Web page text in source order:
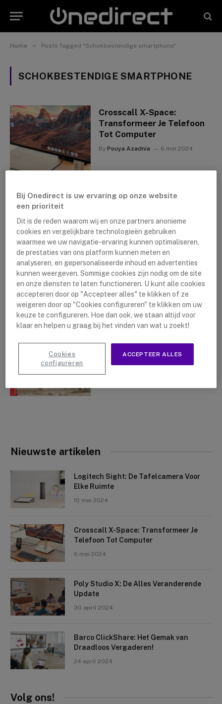
Home » Posts Tagged "Schokbestendige smartphone"
SCHOKBESTENDIGE SMARTPHONE
Crosscall X-Space:
Transformeer Je Telefoon
Tot Computer
By Pouya Azadnia 6 mei 2024
De Beste Robuuste
Smartphones van 2018
By Lushanna Dijkstra 16 april 2018
Nieuwste artikelen
Logitech Sight: De Tafelcamera Voor
Elke Ruimte
10 mei 2024
Crosscall X-Space: Transformeer Je
Telefoon Tot Computer
6 mei 2024
Poly Studio X: De Alles Veranderende
Update
30 april 2024
Barco ClickShare: Het Gemak van
Draadloos Vergaderen!
24 april 2024
Volg ons!
Bij Onedirect is uw ervaring op onze website
een prioriteit
Dit is de reden waarom wij en onze partners anonieme
cookies en vergelijkbare technologieën gebruiken
waarmee we uw navigatie-ervaring kunnen optimaliseren,
de prestaties van ons platform kunnen meten en
analyseren, en gepersonaliseerde inhoud en advertenties
kunnen weergeven. Sommige cookies zijn nodig om de site
en onze diensten te laten functioneren. U kunt alle cookies
accepteren door op "Accepteer alles" te klikken of ze
weigeren door op "Cookies configureren" te klikken om uw
keuze te configureren. Hoe dan ook, we staan altijd voor
klaar en helpen u graag bij het vinden van wat u zoekt!
ACCEPTEER ALLES
Cookies
configureren